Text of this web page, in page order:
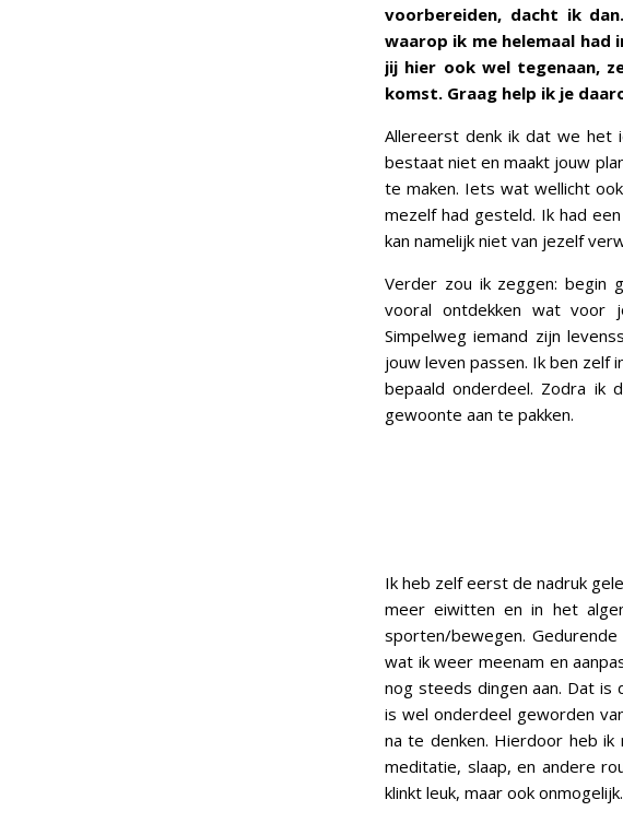
voorbereiden, dacht ik
waarop ik me helemaal had
jij hier ook wel tegenaan,
komst. Graag help ik je
Allereerst denk ik dat we het
bestaat niet en maakt jouw
te maken. Iets wat wellicht
mezelf had gesteld. Ik had
kan namelijk niet van jezelf
Verder zou ik zeggen: begin
vooral ontdekken wat voor
Simpelweg iemand zijn
jouw leven passen. Ik ben zelf
bepaald onderdeel. Zodra ik
gewoonte aan te pakken.
Ik heb zelf eerst de nadruk
meer eiwitten en in het
sporten/bewegen.
wat ik weer meenam en
nog steeds dingen aan. Dat
is wel onderdeel geworden
na te denken. Hierdoor heb
meditatie, slaap, en andere
klinkt leuk, maar ook onmogelijk.